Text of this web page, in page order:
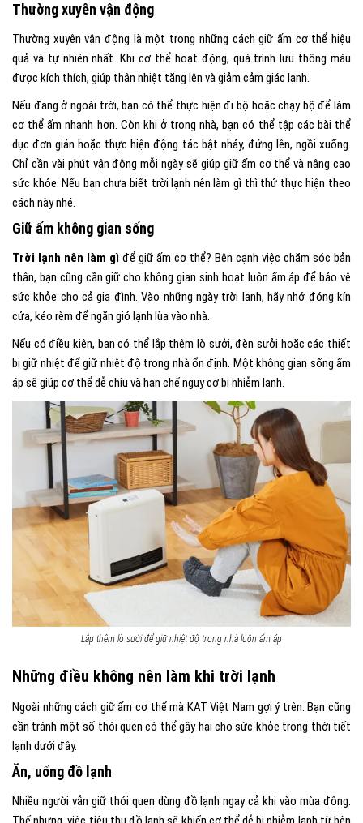
Thường xuyên vận động
Thường xuyên vận động là một trong những cách giữ ấm cơ thể hiệu
quả và tự nhiên nhất. Khi cơ thể hoạt động, quá trình lưu thông máu
được kích thích, giúp thân nhiệt tăng lên và giảm cảm giác lạnh.
Nếu đang ở ngoài trời, bạn có thể thực hiện đi bộ hoặc chạy bộ để làm
cơ thể ấm nhanh hơn. Còn khi ở trong nhà, bạn có thể tập các bài thể
dục đơn giản hoặc thực hiện động tác bật nhảy, đứng lên, ngồi xuống.
Chỉ cần vài phút vận động mỗi ngày sẽ giúp giữ ấm cơ thể và nâng cao
sức khỏe. Nếu bạn chưa biết trời lạnh nên làm gì thì thử thực hiện theo
cách này nhé.
Giữ ấm không gian sống
Trời lạnh nên làm gì để giữ ấm cơ thể? Bên cạnh việc chăm sóc bản
thân, bạn cũng cần giữ cho không gian sinh hoạt luôn ấm áp để bảo vệ
sức khỏe cho cả gia đình. Vào những ngày trời lạnh, hãy nhớ đóng kín
cửa, kéo rèm để ngăn gió lạnh lùa vào nhà.
Nếu có điều kiện, bạn có thể lắp thêm lò sưởi, đèn sưởi hoặc các thiết
bị giữ nhiệt để giữ nhiệt độ trong nhà ổn định. Một không gian sống ấm
áp sẽ giúp cơ thể dễ chịu và hạn chế nguy cơ bị nhiễm lạnh.
Lắp thêm lò sưởi để giữ nhiệt độ trong nhà luôn ấm áp
Những điều không nên làm khi trời lạnh
Ngoài những cách giữ ấm cơ thể mà KAT Việt Nam gợi ý trên. Bạn cũng
cần tránh một số thói quen có thể gây hại cho sức khỏe trong thời tiết
lạnh dưới đây.
Ăn, uống đồ lạnh
Nhiều người vẫn giữ thói quen dùng đồ lạnh ngay cả khi vào mùa đông.